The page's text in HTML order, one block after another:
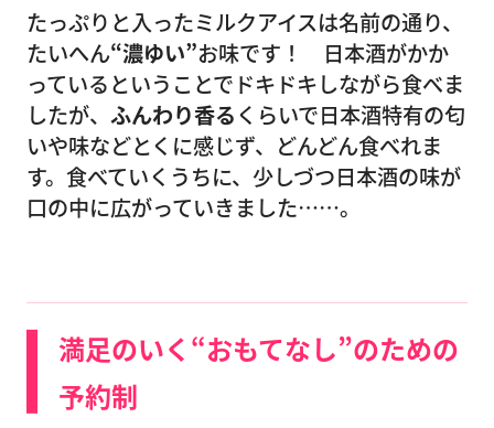
たっぷりと入ったミルクアイスは名前の通り、
たいへん“濃ゆい”お味です！ 日本酒がかか
っているということでドキドキしながら食べま
したが、 ふんわり香るくらいで日本酒特有の匂
いや味などとくに感じず、どんどん食べれま
す。食べていくうちに、少しづつ日本酒の味が
口の中に広がっていきました……。
満足のいく“おもてなし”のための
予約制